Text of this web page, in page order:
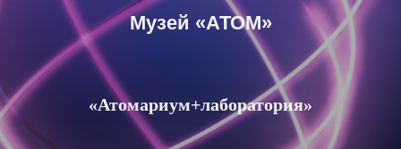
Музей «АТОМ»
«Атомариум+лаборатория»